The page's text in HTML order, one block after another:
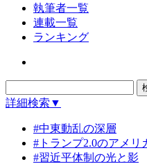
執筆者一覧
連載一覧
ランキング
詳細検索▼
#中東動乱の深層
#トランプ2.0のアメリ
#習近平体制の光と影